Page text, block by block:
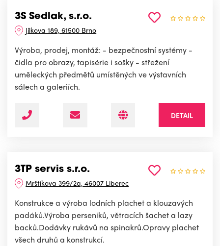
3S Sedlak, s.r.o.
Jílkova 189, 61500 Brno
Výroba, prodej, montáž: - bezpečnostní systémy -
čidla pro obrazy, tapisérie i sošky - střežení
uměleckých předmětů umístěných ve výstavních
sálech a galeriích.
DETAIL
3TP servis s.r.o.
Mrštíkova 399/2a, 46007 Liberec
Konstrukce a výroba lodních plachet a klouzavých
padáků.Výroba perseniků, větracích šachet a lazy
backů.Dodávky rukávů na spinakrů.Opravy plachet
všech druhů a konstrukcí.